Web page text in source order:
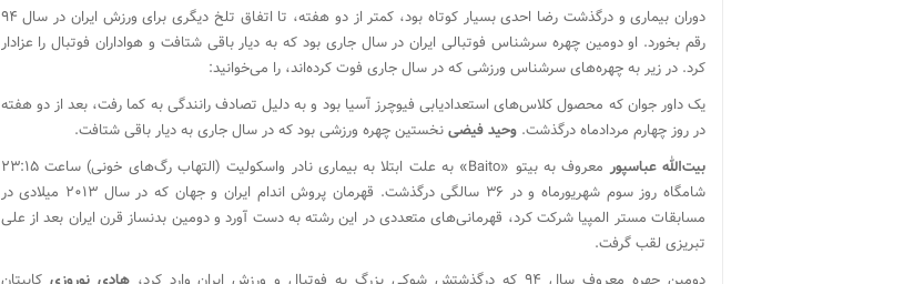
دوران بیماری و درگذشت رضا احدی بسیار کوتاه بود، کمتر از دو هفته، تا اتفاق تلخ دیگری برای ورزش ایران در سال ۹۴
رقم بخورد. او دومین چهره سرشناس فوتبالی ایران در سال جاری بود که به دیار باقی شتافت و هواداران فوتبال را عزادار
کرد. در زیر به چهره‌های سرشناس ورزشی که در سال جاری فوت کرده‌اند، را می‌خوانید:
یک داور جوان که محصول کلاس‌های استعدادیابی فیوچرز آسیا بود و به دلیل تصادف رانندگی به کما رفت، بعد از دو هفته
در روز چهارم مردادماه درگذشت. وحید فیضینخستین چهره‌ ورزشی بود که در سال جاری به دیار باقی شتافت.
بیت‌الله عباسپور
معروف به بیتو «Baito» به علت ابتلا به بیماری نادر واسکولیت (التهاب رگ‌های خونی) ساعت ۲۳:۱۵
شامگاه روز سوم شهریورماه و در ۳۶ سالگی درگذشت. قهرمان پروش اندام ایران و جهان که در سال ۲۰۱۳ میلادی در
مسابقات مستر المپیا شرکت کرد، قهرمانی‌های متعددی در این رشته به دست آورد و دومین بدنساز قرن ایران بعد از علی
تبریزی لقب گرفت.